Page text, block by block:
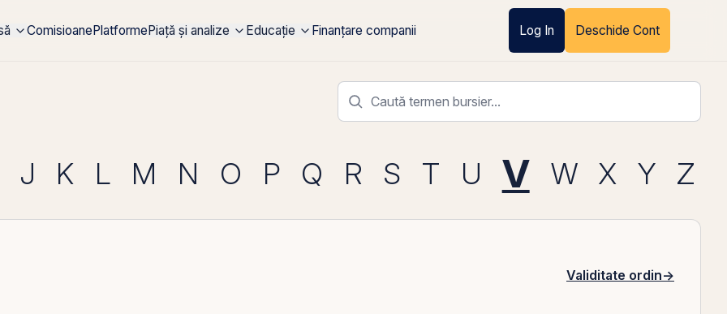
ComisioanePlatformePiață și analize Educație Finanțare companii Log In Deschide Cont
J K L M N O P Q R S T U V W X Y Z
Validitate ordin→